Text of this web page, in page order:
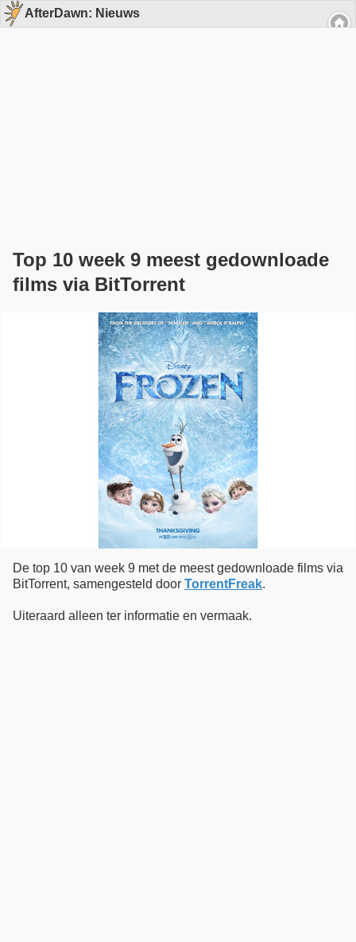
AfterDawn: Nieuws
Top 10 week 9 meest gedownloade
films via BitTorrent
De top 10 van week 9 met de meest gedownloade films via
BitTorrent, samengesteld door TorrentFreak.
Uiteraard alleen ter informatie en vermaak.